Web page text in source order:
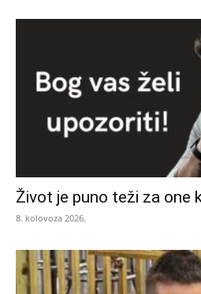
Život je puno teži za one
8. kolovoza 2026.